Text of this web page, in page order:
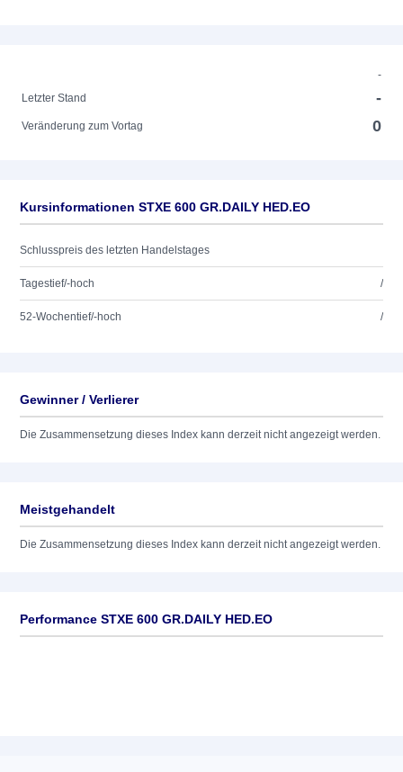
-
Letzter Stand
-
Veränderung zum Vortag 0
Kursinformationen STXE 600 GR.DAILY HED.EO
Schlusspreis des letzten Handelstages
Tagestief/-hoch /
52-Wochentief/-hoch /
Gewinner / Verlierer
Die Zusammensetzung dieses Index kann derzeit nicht angezeigt werden.
Meistgehandelt
Die Zusammensetzung dieses Index kann derzeit nicht angezeigt werden.
Performance STXE 600 GR.DAILY HED.EO